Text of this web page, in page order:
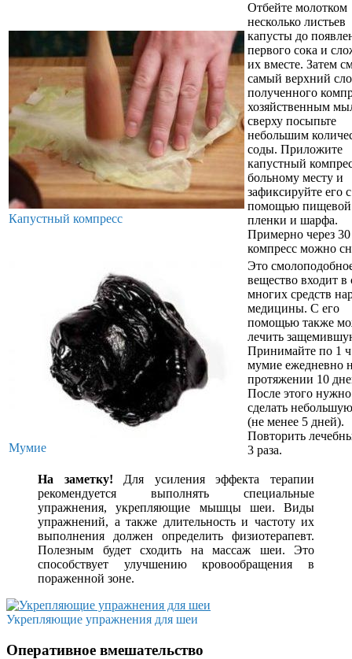
Капустный компресс
Отбейте молотком
несколько листьев
капусты до
первого сока и
их вместе. Затем
самый верхний
полученного
хозяйственным
сверху посыпьте
небольшим
соды. Приложите
капустный
больному месту и
зафиксируйте его с
помощью пищевой
пленки и шарфа.
Примерно через
компресс можно
Мумие
Это
вещество входит в
многих средств
медицины. С его
помощью также
лечить
Принимайте по 1
мумие ежедневно
протяжении 10
После этого нужно
сделать
(не менее 5 дней).
Повторить
3 раза.
На заметку! Для усиления эффекта терапии
рекомендуется выполнять специальные
упражнения, укрепляющие мышцы шеи. Виды
упражнений, а также длительность и частоту их
выполнения должен определить физиотерапевт.
Полезным будет сходить на массаж шеи. Это
способствует улучшению кровообращения в
пораженной зоне.
Укрепляющие упражнения для шеи
Оперативное вмешательство